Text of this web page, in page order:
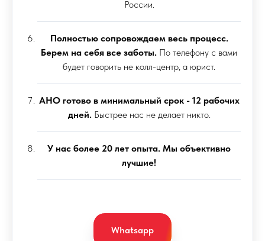
России.
Полностью сопровождаем весь процесс.
Берем на себя все заботы. По телефону с вами
будет говорить не колл-центр, а юрист.
АНО готово в минимальный срок - 12 рабочих
дней.Быстрее нас не делает никто.
У нас более 20 лет опыта. Мы объективно
лучшие!
Whatsapp